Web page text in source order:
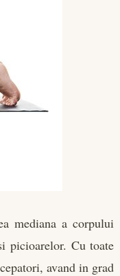
mediana a corpului
picioarelor. Cu toate
avand in grad